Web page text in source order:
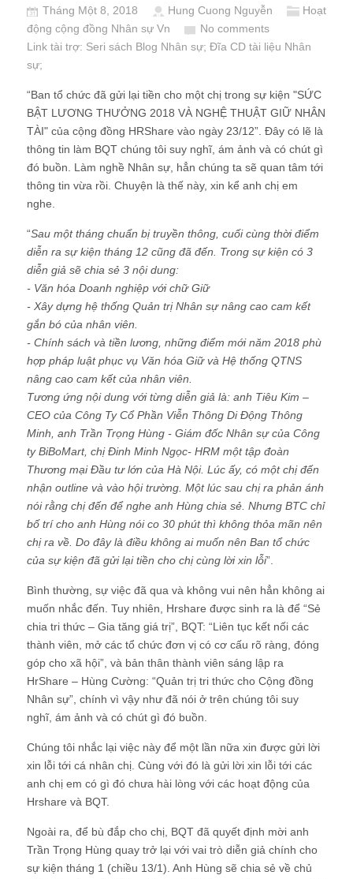
Tháng Một 8, 2018 Hung Cuong Nguyễn
Hoạt
động cộng đồng Nhân sự Vn
No comments
Link tài trợ: Seri sách Blog Nhân sự; Đĩa CD tài liệu Nhân
sự;
“Ban tổ chức đã gửi lại tiền cho một chị trong sự kiện "SỨC
BẬT LƯƠNG THƯỞNG 2018 VÀ NGHỆ THUẬT GIỮ NHÂN
TÀI" của cộng đồng HRShare vào ngày 23/12”. Đây có lẽ là
thông tin làm BQT chúng tôi suy nghĩ, ám ảnh và có chút gì
đó buồn. Làm nghề Nhân sự, hẳn chúng ta sẽ quan tâm tới
thông tin vừa rồi. Chuyện là thế này, xin kể anh chị em
nghe.
“Sau một tháng chuẩn bị truyền thông, cuối cùng thời điểm
diễn ra sự kiện tháng 12 cũng đã đến. Trong sự kiện có 3
diễn giả sẽ chia sẻ 3 nội dung:
- Văn hóa Doanh nghiệp với chữ Giữ
- Xây dựng hệ thống Quản trị Nhân sự nâng cao cam kết
gắn bó của nhân viên.
- Chính sách và tiền lương, những điểm mới năm 2018 phù
hợp pháp luật phục vụ Văn hóa Giữ và Hệ thống QTNS
nâng cao cam kết của nhân viên.
Tương ứng nội dung với từng diễn giả là: anh Tiêu Kim –
CEO của Công Ty Cổ Phần Viễn Thông Di Động Thông
Minh, anh Trần Trọng Hùng - Giám đốc Nhân sự của Công
ty BiBoMart, chị Đinh Minh Ngọc- HRM một tập đoàn
Thương mại Đầu tư lớn của Hà Nội. Lúc ấy, có một chị đến
nhận outline và vào hội trường. Một lúc sau chị ra phản ánh
nói rằng chị đến để nghe anh Hùng chia sẻ. Nhưng BTC chỉ
bố trí cho anh Hùng nói co 30 phút thì không thỏa mãn nên
chị ra về. Do đây là điều không ai muốn nên Ban tổ chức
của sự kiện đã gửi lại tiền cho chị cùng lời xin lỗi”.
Bình thường, sự việc đã qua và không vui nên hẳn không ai
muốn nhắc đến. Tuy nhiên, Hrshare được sinh ra là để “Sẻ
chia tri thức – Gia tăng giá trị”, BQT: “Liên tục kết nối các
thành viên, mở các tổ chức đơn vị có cơ cấu rõ ràng, đóng
góp cho xã hội”, và bản thân thành viên sáng lập ra
HrShare – Hùng Cường: “Quản trị tri thức cho Cộng đồng
Nhân sự”, chính vì vậy như đã nói ở trên chúng tôi suy
nghĩ, ám ảnh và có chút gì đó buồn.
Chúng tôi nhắc lại việc này để một lần nữa xin được gửi lời
xin lỗi tới cá nhân chị. Cùng với đó là gửi lời xin lỗi tới các
anh chị em có gì đó chưa hài lòng với các hoạt động của
Hrshare và BQT.
Ngoài ra, để bù đắp cho chị, BQT đã quyết định mời anh
Trần Trọng Hùng quay trở lại với vai trò diễn giả chính cho
sự kiện tháng 1 (chiều 13/1). Anh Hùng sẽ chia sẻ về chủ